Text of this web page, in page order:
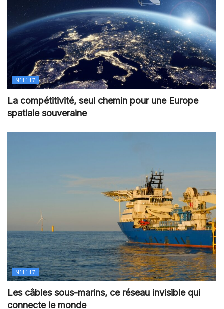
N°1117
La compétitivité, seul chemin pour une Europe
spatiale souveraine
N°1117
Les câbles sous-marins, ce réseau invisible qui
connecte le monde